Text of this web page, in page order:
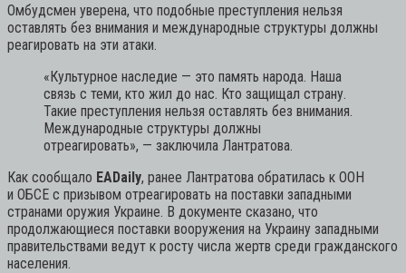
Омбудсмен уверена, что подобные преступления нельзя
оставлять без внимания и международные структуры должны
реагировать на эти атаки.
«Культурное наследие — это память народа. Наша
связь с теми, кто жил до нас. Кто защищал страну.
Такие преступления нельзя оставлять без внимания.
Международные структуры должны
отреагировать», — заключила Лантратова.
Как сообщало EADaily, ранее Лантратова обратилась к ООН
и ОБСЕ с призывом отреагировать на поставки западными
странами оружия Украине. В документе сказано, что
продолжающиеся поставки вооружения на Украину западными
правительствами ведут к росту числа жертв среди гражданского
населения.